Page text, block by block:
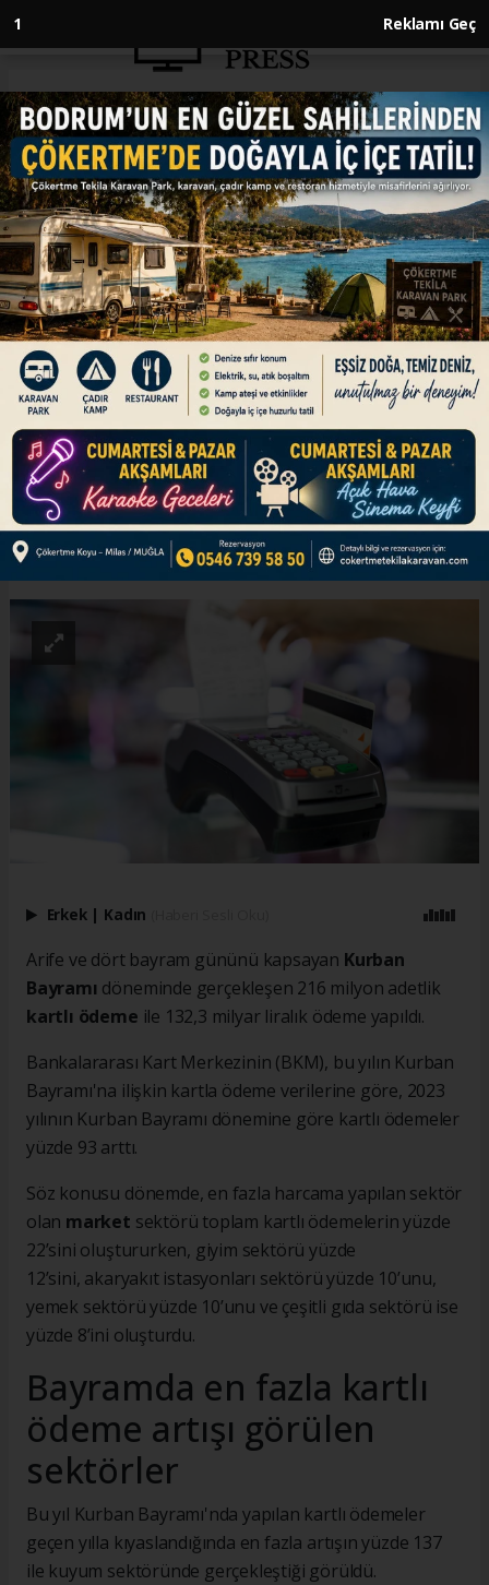
Anasayfa EKONOMİ
Kurban Bayramı'nda kartla
132,3 milyar liralık ödeme
yapıldı
EKONOMİ
22.07.2024 - 13:28, Güncelleme: 22.07.2024 - 13:28
Kurban Bayramı'nda kartla ödemeler bir önceki
yılın Kurban Bayramı dönemine göre yüzde 93
artarak 132,3 milyar lira seviyesinde gerçekleşti.
En fazla ödeme yapılan sektör ise 29,4 milyar
lira ile market sektörü oldu.
ABONE OL
Erkek | Kadın
Arife ve dört bayram gününü kapsayan Kurban
Bayramı döneminde gerçekleşen 216 milyon adetlik
kartlı ödeme ile 132,3 milyar liralık ödeme yapıldı.
Bankalararası Kart Merkezinin (BKM), bu yılın Kurban
Bayramı'na ilişkin kartla ödeme verilerine göre, 2023
yılının Kurban Bayramı dönemine göre kartlı ödemeler
yüzde 93 arttı.
Söz konusu dönemde, en fazla harcama yapılan sektör
olan market sektörü toplam kartlı ödemelerin yüzde
22’sini oluştururken, giyim sektörü yüzde
12’sini, akaryakıt istasyonları sektörü yüzde 10’unu,
yemek sektörü yüzde 10’unu ve çeşitli gıda sektörü ise
yüzde 8’ini oluşturdu.
Bayramda en fazla kartlı
ödeme artışı görülen
sektörler
Bu yıl Kurban Bayramı'nda yapılan kartlı ödemeler
geçen yılla kıyaslandığında en fazla artışın yüzde 137
ile kuyum sektöründe gerçekleştiği görüldü.